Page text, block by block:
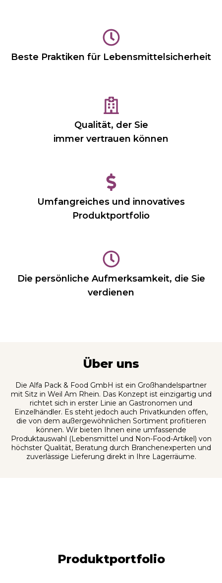
Beste Praktiken für Lebensmittelsicherheit
Qualität, der Sie
immer vertrauen können
Umfangreiches und innovatives
Produktportfolio
Die persönliche Aufmerksamkeit, die Sie
verdienen
Über uns
Die Alfa Pack & Food GmbH ist ein Großhandelspartner
mit Sitz in Weil Am Rhein. Das Konzept ist einzigartig und
richtet sich in erster Linie an Gastronomen und
Einzelhändler. Es steht jedoch auch Privatkunden offen,
die von dem außergewöhnlichen Sortiment profitieren
können. Wir bieten Ihnen eine umfassende
Produktauswahl (Lebensmittel und Non-Food-Artikel) von
höchster Qualität, Beratung durch Branchenexperten und
zuverlässige Lieferung direkt in Ihre Lagerräume.
Produktportfolio